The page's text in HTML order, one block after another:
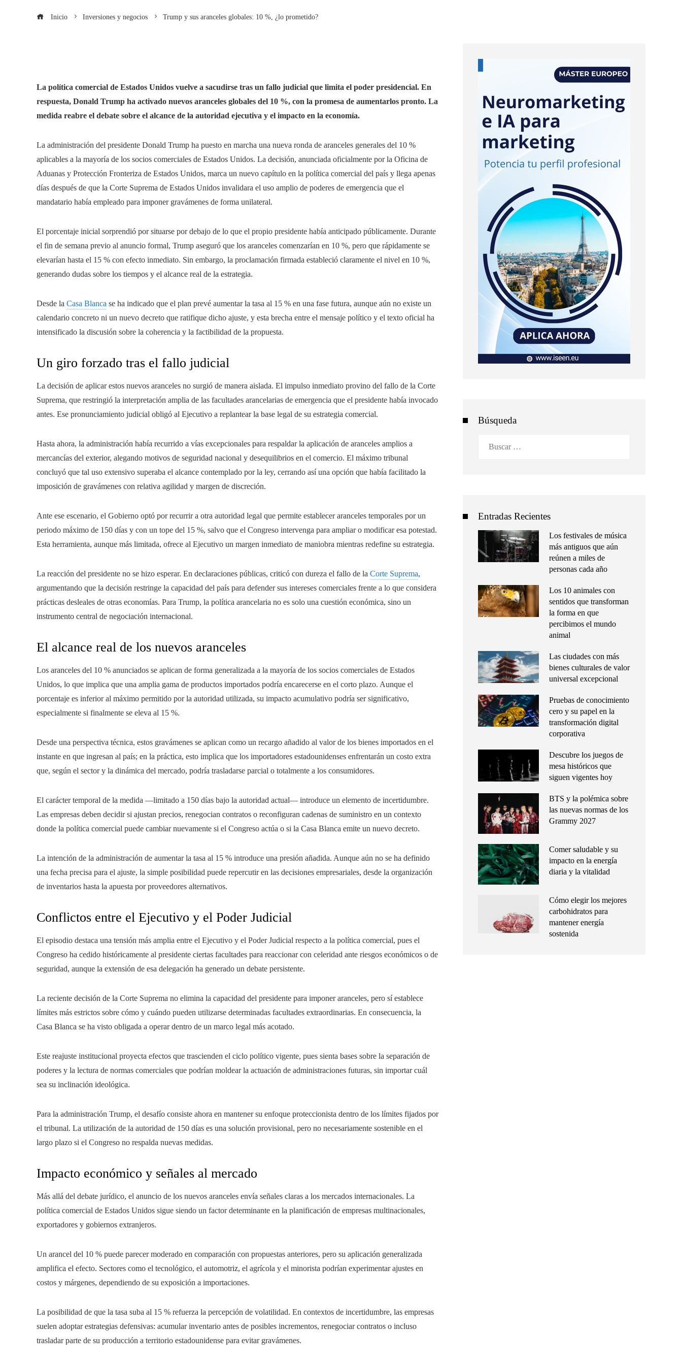
Inicio Inversiones y negocios Trump y sus aranceles globales: 10 %, ¿lo prometido?
La política comercial de Estados Unidos vuelve a sacudirse tras un fallo judicial que limita el poder presidencial. En
respuesta, Donald Trump ha activado nuevos aranceles globales del 10 %, con la promesa de aumentarlos pronto. La
medida reabre el debate sobre el alcance de la autoridad ejecutiva y el impacto en la economía.
La administración del presidente Donald Trump ha puesto en marcha una nueva ronda de aranceles generales del 10 %
aplicables a la mayoría de los socios comerciales de Estados Unidos. La decisión, anunciada oficialmente por la Oficina de
Aduanas y Protección Fronteriza de Estados Unidos, marca un nuevo capítulo en la política comercial del país y llega apenas
días después de que la Corte Suprema de Estados Unidos invalidara el uso amplio de poderes de emergencia que el
mandatario había empleado para imponer gravámenes de forma unilateral.
El porcentaje inicial sorprendió por situarse por debajo de lo que el propio presidente había anticipado públicamente. Durante
el fin de semana previo al anuncio formal, Trump aseguró que los aranceles comenzarían en 10 %, pero que rápidamente se
elevarían hasta el 15 % con efecto inmediato. Sin embargo, la proclamación firmada estableció claramente el nivel en 10 %,
generando dudas sobre los tiempos y el alcance real de la estrategia.
Desde la Casa Blanca se ha indicado que el plan prevé aumentar la tasa al 15 % en una fase futura, aunque aún no existe un
calendario concreto ni un nuevo decreto que ratifique dicho ajuste, y esta brecha entre el mensaje político y el texto oficial ha
intensificado la discusión sobre la coherencia y la factibilidad de la propuesta.
Un giro forzado tras el fallo judicial
La decisión de aplicar estos nuevos aranceles no surgió de manera aislada. El impulso inmediato provino del fallo de la Corte
Suprema, que restringió la interpretación amplia de las facultades arancelarias de emergencia que el presidente había invocado
antes. Ese pronunciamiento judicial obligó al Ejecutivo a replantear la base legal de su estrategia comercial.
Hasta ahora, la administración había recurrido a vías excepcionales para respaldar la aplicación de aranceles amplios a
mercancías del exterior, alegando motivos de seguridad nacional y desequilibrios en el comercio. El máximo tribunal
concluyó que tal uso extensivo superaba el alcance contemplado por la ley, cerrando así una opción que había facilitado la
imposición de gravámenes con relativa agilidad y margen de discreción.
Ante ese escenario, el Gobierno optó por recurrir a otra autoridad legal que permite establecer aranceles temporales por un
periodo máximo de 150 días y con un tope del 15 %, salvo que el Congreso intervenga para ampliar o modificar esa potestad.
Esta herramienta, aunque más limitada, ofrece al Ejecutivo un margen inmediato de maniobra mientras redefine su estrategia.
La reacción del presidente no se hizo esperar. En declaraciones públicas, criticó con dureza el fallo de la Corte Suprema,
argumentando que la decisión restringe la capacidad del país para defender sus intereses comerciales frente a lo que considera
prácticas desleales de otras economías. Para Trump, la política arancelaria no es solo una cuestión económica, sino un
instrumento central de negociación internacional.
El alcance real de los nuevos aranceles
Los aranceles del 10 % anunciados se aplican de forma generalizada a la mayoría de los socios comerciales de Estados
Unidos, lo que implica que una amplia gama de productos importados podría encarecerse en el corto plazo. Aunque el
porcentaje es inferior al máximo permitido por la autoridad utilizada, su impacto acumulativo podría ser significativo,
especialmente si finalmente se eleva al 15 %.
Desde una perspectiva técnica, estos gravámenes se aplican como un recargo añadido al valor de los bienes importados en el
instante en que ingresan al país; en la práctica, esto implica que los importadores estadounidenses enfrentarán un costo extra
que, según el sector y la dinámica del mercado, podría trasladarse parcial o totalmente a los consumidores.
El carácter temporal de la medida —limitado a 150 días bajo la autoridad actual— introduce un elemento de incertidumbre.
Las empresas deben decidir si ajustan precios, renegocian contratos o reconfiguran cadenas de suministro en un contexto
donde la política comercial puede cambiar nuevamente si el Congreso actúa o si la Casa Blanca emite un nuevo decreto.
La intención de la administración de aumentar la tasa al 15 % introduce una presión añadida. Aunque aún no se ha definido
una fecha precisa para el ajuste, la simple posibilidad puede repercutir en las decisiones empresariales, desde la organización
de inventarios hasta la apuesta por proveedores alternativos.
Conflictos entre el Ejecutivo y el Poder Judicial
El episodio destaca una tensión más amplia entre el Ejecutivo y el Poder Judicial respecto a la política comercial, pues el
Congreso ha cedido históricamente al presidente ciertas facultades para reaccionar con celeridad ante riesgos económicos o de
seguridad, aunque la extensión de esa delegación ha generado un debate persistente.
La reciente decisión de la Corte Suprema no elimina la capacidad del presidente para imponer aranceles, pero sí establece
límites más estrictos sobre cómo y cuándo pueden utilizarse determinadas facultades extraordinarias. En consecuencia, la
Casa Blanca se ha visto obligada a operar dentro de un marco legal más acotado.
Este reajuste institucional proyecta efectos que trascienden el ciclo político vigente, pues sienta bases sobre la separación de
poderes y la lectura de normas comerciales que podrían moldear la actuación de administraciones futuras, sin importar cuál
sea su inclinación ideológica.
Para la administración Trump, el desafío consiste ahora en mantener su enfoque proteccionista dentro de los límites fijados por
el tribunal. La utilización de la autoridad de 150 días es una solución provisional, pero no necesariamente sostenible en el
largo plazo si el Congreso no respalda nuevas medidas.
Impacto económico y señales al mercado
Más allá del debate jurídico, el anuncio de los nuevos aranceles envía señales claras a los mercados internacionales. La
política comercial de Estados Unidos sigue siendo un factor determinante en la planificación de empresas multinacionales,
exportadores y gobiernos extranjeros.
Un arancel del 10 % puede parecer moderado en comparación con propuestas anteriores, pero su aplicación generalizada
amplifica el efecto. Sectores como el tecnológico, el automotriz, el agrícola y el minorista podrían experimentar ajustes en
costos y márgenes, dependiendo de su exposición a importaciones.
La posibilidad de que la tasa suba al 15 % refuerza la percepción de volatilidad. En contextos de incertidumbre, las empresas
suelen adoptar estrategias defensivas: acumular inventario antes de posibles incrementos, renegociar contratos o incluso
trasladar parte de su producción a territorio estadounidense para evitar gravámenes.
Búsqueda
Entradas Recientes
Los festivales de música
más antiguos que aún
reúnen a miles de
personas cada año
Los 10 animales con
sentidos que transforman
la forma en que
percibimos el mundo
animal
Las ciudades con más
bienes culturales de valor
universal excepcional
Pruebas de conocimiento
cero y su papel en la
transformación digital
corporativa
Descubre los juegos de
mesa históricos que
siguen vigentes hoy
BTS y la polémica sobre
las nuevas normas de los
Grammy 2027
Comer saludable y su
impacto en la energía
diaria y la vitalidad
Cómo elegir los mejores
carbohidratos para
mantener energía
sostenida